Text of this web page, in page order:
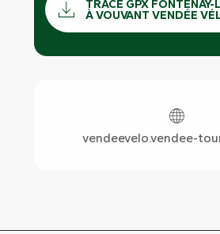
TRACÉ GPX
À VOUVANT VENDÉE
Horarios y
vendeevelo.vendee-